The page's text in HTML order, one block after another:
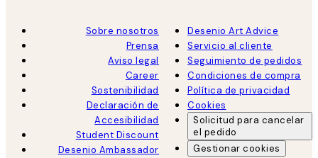
Sobre nosotros
Prensa
Aviso legal
Career
Sostenibilidad
Declaración de
Accesibilidad
Student Discount
Desenio Ambassador
Desenio Art Advice
Servicio al cliente
Seguimiento de pedidos
Condiciones de compra
Política de privacidad
Cookies
Solicitud para cancelar
el pedido
Gestionar cookies